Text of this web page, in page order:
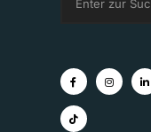
for: